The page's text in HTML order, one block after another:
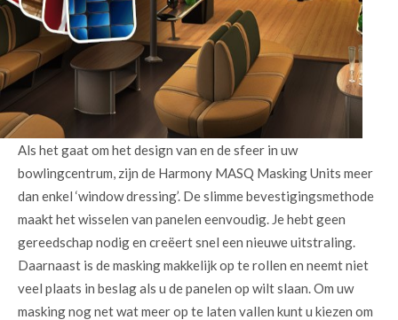
Als het gaat om het design van en de sfeer in uw
bowlingcentrum, zijn de Harmony MASQ Masking Units meer
dan enkel ‘window dressing’. De slimme bevestigingsmethode
maakt het wisselen van panelen eenvoudig. Je hebt geen
gereedschap nodig en creëert snel een nieuwe uitstraling.
Daarnaast is de masking makkelijk op te rollen en neemt niet
veel plaats in beslag als u de panelen op wilt slaan. Om uw
masking nog net wat meer op te laten vallen kunt u kiezen om